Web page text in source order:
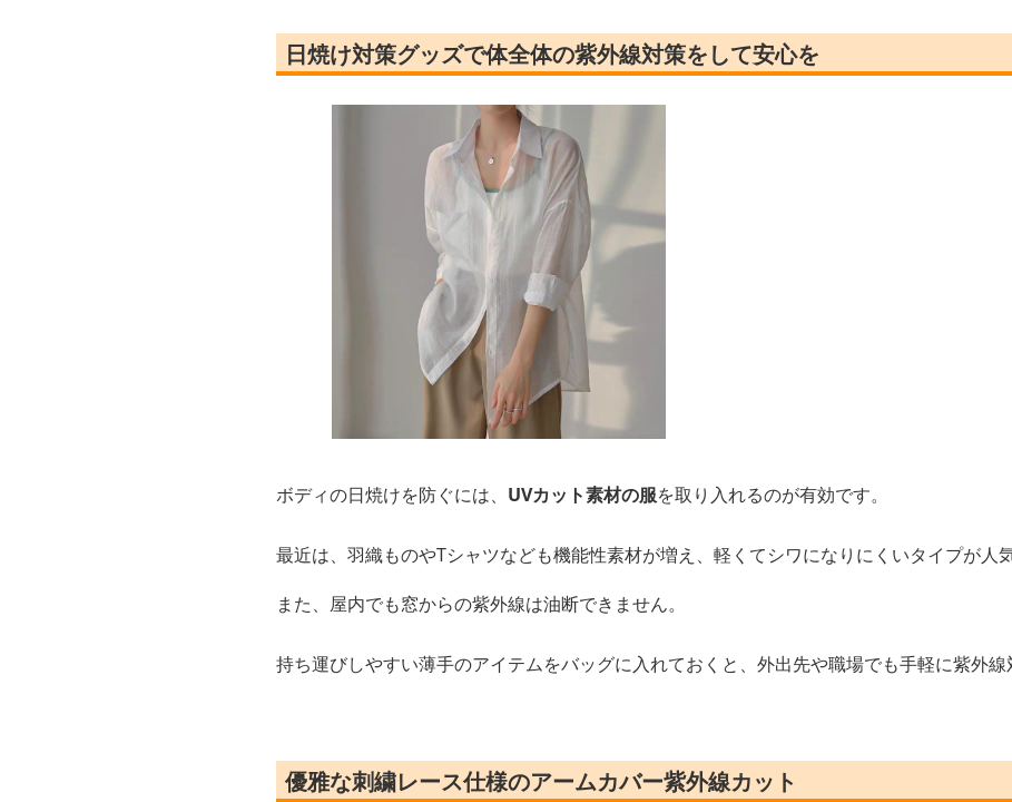
日焼け対策グッズで体全体の紫外線対策をして安心を
ボディの日焼けを防ぐには、 UVカット素材の服を取り入れるのが有効です。
最近は、羽織ものやTシャツなども機能性素材が増え、軽くてシワになりにくいタイプが人気
また、屋内でも窓からの紫外線は油断できません。
持ち運びしやすい薄手のアイテムをバッグに入れておくと、外出先や職場でも手軽に紫外線
優雅な刺繍レース仕様のアームカバー紫外線カット